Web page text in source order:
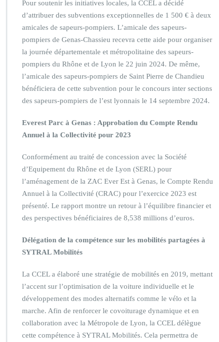
Pour soutenir les initiatives locales, la CCEL a décidé
d’attribuer des subventions exceptionnelles de 1 500 € à deux
amicales de sapeurs-pompiers. L’amicale des sapeurs-
pompiers de Genas-Chassieu recevra cette aide pour organiser
la journée départementale et métropolitaine des sapeurs-
pompiers du Rhône et de Lyon le 22 juin 2024. De même,
l’amicale des sapeurs-pompiers de Saint Pierre de Chandieu
bénéficiera de cette subvention pour le concours inter sections
des sapeurs-pompiers de l’est lyonnais le 14 septembre 2024.
Everest Parc à Genas : Approbation du Compte Rendu
Annuel à la Collectivité pour 2023
Conformément au traité de concession avec la Société
d’Equipement du Rhône et de Lyon (SERL) pour
l’aménagement de la ZAC Ever Est à Genas, le Compte Rendu
Annuel à la Collectivité (CRAC) pour l’exercice 2023 est
présenté. Le rapport montre un retour à l’équilibre financier et
des perspectives bénéficiaires de 8,538 millions d’euros.
Délégation de la compétence sur les mobilités partagées à
SYTRAL Mobilités
La CCEL a élaboré une stratégie de mobilités en 2019, mettant
l’accent sur l’optimisation de la voiture individuelle et le
développement des modes alternatifs comme le vélo et la
marche. Afin de renforcer le covoiturage dynamique et en
collaboration avec la Métropole de Lyon, la CCEL délègue
cette compétence à SYTRAL Mobilités. Cela permettra de